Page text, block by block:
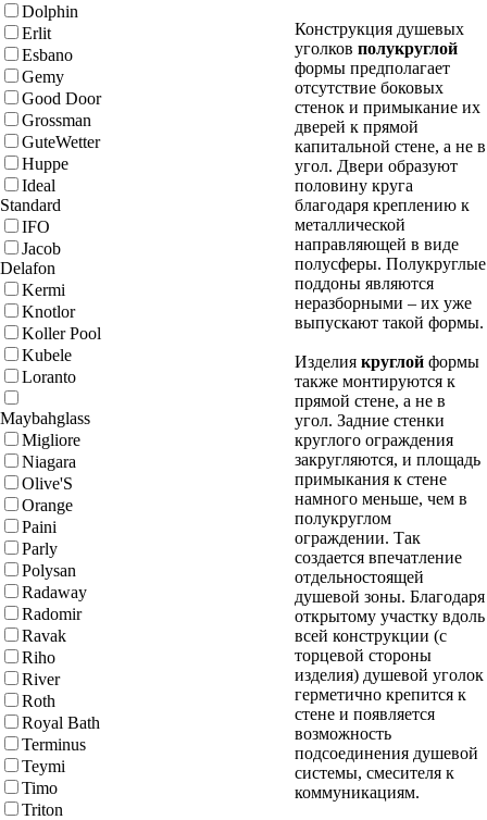
Dolphin
Erlit
Esbano
Gemy
Good Door
Grossman
GuteWetter
Huppe
Ideal
Standard
IFO
Jacob
Delafon
Kermi
Knotlor
Koller Pool
Kubele
Loranto
Maybahglass
Migliore
Niagara
Olive'S
Orange
Paini
Parly
Polysan
Radaway
Radomir
Ravak
Riho
River
Roth
Royal Bath
Terminus
Teymi
Timo
Triton
Конструкция душевых
уголков полукруглой
формы предполагает
отсутствие боковых
стенок и примыкание их
дверей к прямой
капитальной стене, а не в
угол. Двери образуют
половину круга
благодаря креплению к
металлической
направляющей в виде
полусферы. Полукруглые
поддоны являются
неразборными – их уже
выпускают такой формы.
Изделия круглой формы
также монтируются к
прямой стене, а не в
угол. Задние стенки
круглого ограждения
закругляются, и площадь
примыкания к стене
намного меньше, чем в
полукруглом
ограждении. Так
создается впечатление
отдельностоящей
душевой зоны. Благодаря
открытому участку вдоль
всей конструкции (с
торцевой стороны
изделия) душевой уголок
герметично крепится к
стене и появляется
возможность
подсоединения душевой
системы, смесителя к
коммуникациям.